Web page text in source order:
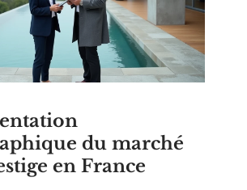
du marché
en France